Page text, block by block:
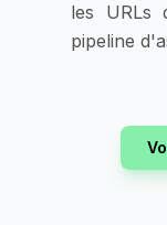
les URLs
pipeline